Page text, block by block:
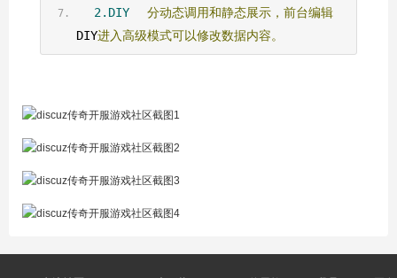
2.DIY
分动态调用和静态展示，前台编辑
DIY进入高级模式可以修改数据内容。